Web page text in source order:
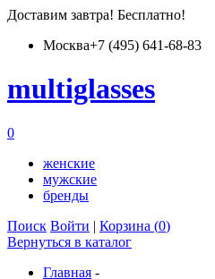
Доставим завтра! Бесплатно!
Москва+7 (495) 641-68-83
multiglasses
0
женские
мужские
бренды
Поиск Войти | Корзина (0)
Вернуться в каталог
Главная -